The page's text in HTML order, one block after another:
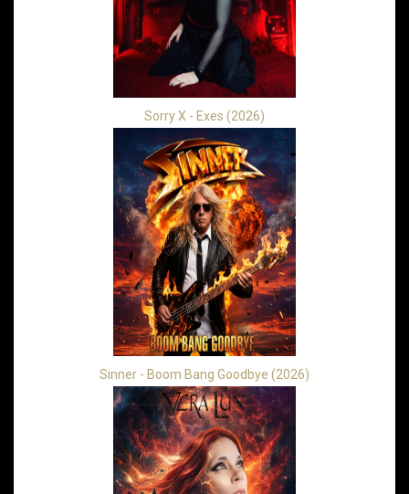
Sorry X - Exes (2026)
Sinner - Boom Bang Goodbye (2026)